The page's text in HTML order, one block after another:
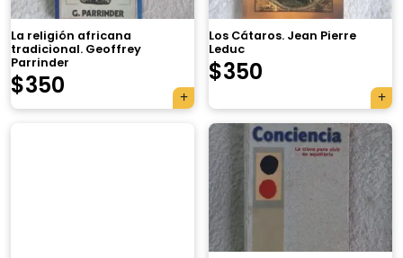
La religión africana
tradicional. Geoffrey
Parrinder
$350
Los Cátaros. Jean Pierre
Leduc
$350